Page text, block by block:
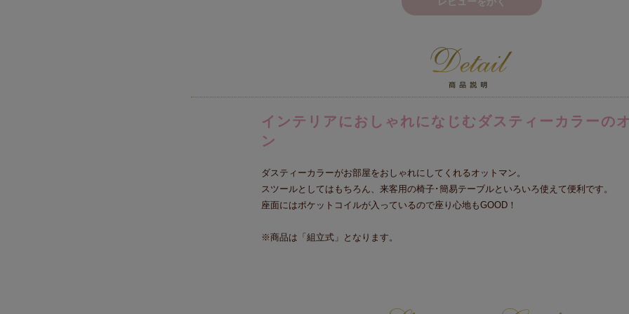
インテリアにおしゃれになじむダスティーカラーの
ン
ダスティーカラーがお部屋をおしゃれにしてくれるオットマン。
スツールとしてはもちろん、来客用の椅子･簡易テーブルといろいろ使えて便利です。
座面にはポケットコイルが入っているので座り心地もGOOD！
※商品は「組立式」となります。